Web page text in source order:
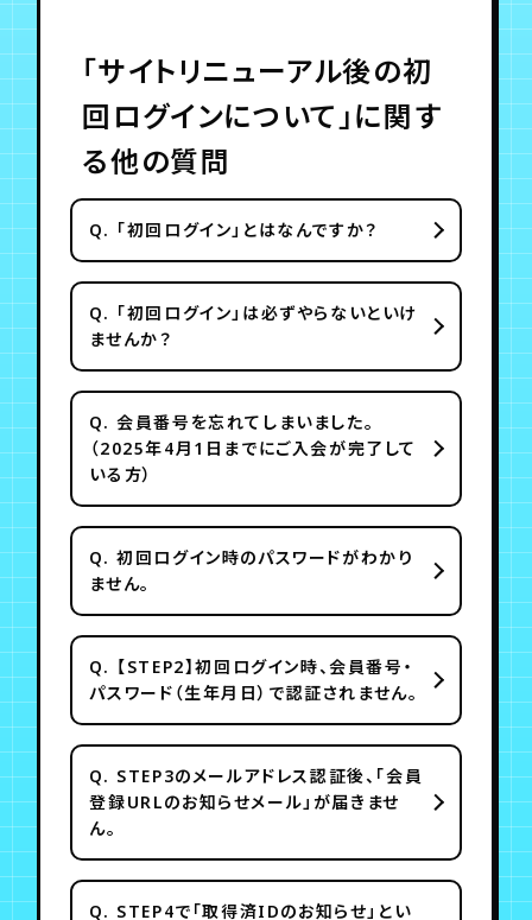
「サイトリニューアル後の初
回ログインについて」に関す
る他の質問
Q. 「初回ログイン」とはなんですか？
Q. 「初回ログイン」は必ずやらないといけ
ませんか？
Q. 会員番号を忘れてしまいました。
（2025年4月1日までにご入会が完了して
いる方）
Q. 初回ログイン時のパスワードがわかり
ません。
Q. 【STEP2】初回ログイン時、会員番号・
パスワード（生年月日）で認証されません。
Q. STEP3のメールアドレス認証後、「会員
登録URLのお知らせメール」が届きませ
ん。
Q. STEP4で「取得済IDのお知らせ」とい